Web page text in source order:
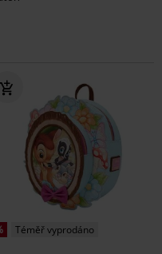
Téměř vyprodáno